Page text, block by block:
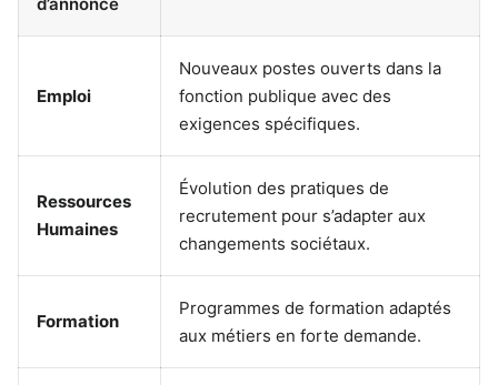
Emploi
Nouveaux postes ouverts dans la
fonction publique avec des
exigences spécifiques.
Ressources
Humaines
Évolution des pratiques de
recrutement pour s’adapter aux
changements sociétaux.
Formation
Programmes de formation adaptés
aux métiers en forte demande.